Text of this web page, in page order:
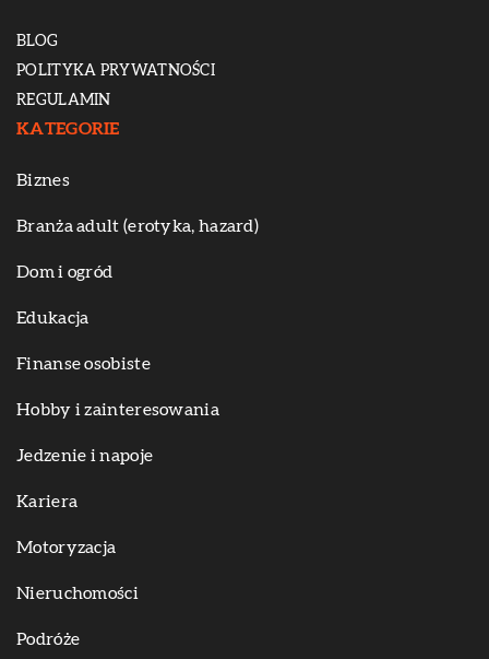
BLOG
POLITYKA PRYWATNOŚCI
REGULAMIN
KATEGORIE
Biznes
Branża adult (erotyka, hazard)
Dom i ogród
Edukacja
Finanse osobiste
Hobby i zainteresowania
Jedzenie i napoje
Kariera
Motoryzacja
Nieruchomości
Podróże